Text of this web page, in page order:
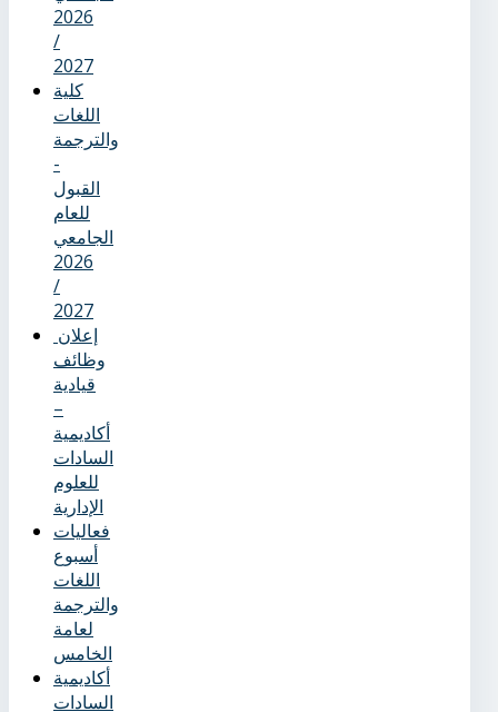
2026
/
2027
كلية
اللغات
والترجمة
-
القبول
للعام
الجامعي
2026
/
2027
وظائف
قيادية
–
أكاديمية
السادات
للعلوم
الإدارية
فعاليات
أسبوع
اللغات
والترجمة
لعامة
الخامس
أكاديمية
السادات